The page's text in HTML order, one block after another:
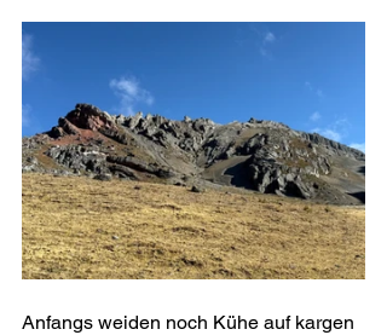
Anfangs weiden noch Kühe auf kargen